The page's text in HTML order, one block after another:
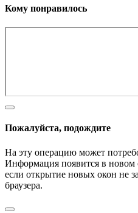
Кому понравилось
Пожалуйста, подождите
На эту операцию может
Информация появится в новом
если открытие новых окон не
браузера.